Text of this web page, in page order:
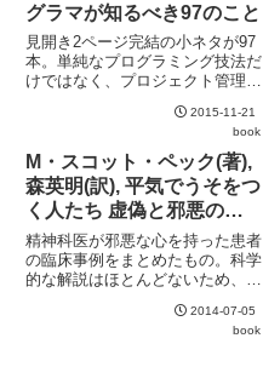
グラマが知るべき97のこと
見開き2ページ完結の小ネタが97
本。単純なプログラミング技法だ
けではなく、プロジェクト管理や
付箋を貼りながら読んでいたら付
箋だらけになってしまった。プロ
グラミングに携わる人間ならば必
ず新たな気付きが得られるはず...
2015-11-21
book
M・スコット・ペック(著),
森英明(訳), 平気でうそをつ
く人たち 虚偽と邪悪の心
理学
精神科医が邪悪な心を持った患者
の臨床事例をまとめたもの。科学
的な解説はほとんどないため、専
野で常識的な内容かが判断できな
い。また、後半は臨床事例から一
2014-07-05
book